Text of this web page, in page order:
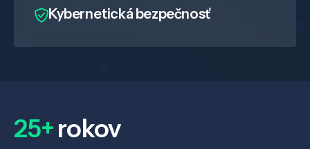
Pôsobenie
Kybernetická bezpečnosť
25+rokov